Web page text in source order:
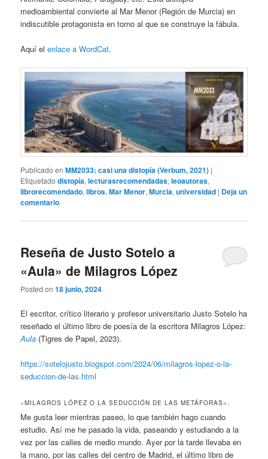
medioambiental convierte al Mar Menor (Región de Murcia) en
indiscutible protagonista en torno al que se construye la fábula.
Aquí elenlace a WordCat.
Publicado en MM2033: casi una distopía (Verbum, 2021) |
Etiquetado distopía,lecturasrecomendadas,leoautoras,
librorecomendado,libros,Mar Menor,Murcia,universidad | Deja un
comentario
Reseña de Justo Sotelo a
«Aula» de Milagros López
Posted on18 junio, 2024
El escritor, crítico literario y profesor universitario Justo Sotelo ha
reseñado el último libro de poesía de la escritora Milagros López:
Aula (Tigres de Papel, 2023).
https://sotelojusto.blogspot.com/2024/06/milagros-lopez-o-la-
seduccion-de-las.html
«MILAGROS LÓPEZ O LA SEDUCCIÓN DE LAS METÁFORAS».
Me gusta leer mientras paseo, lo que también hago cuando
estudio. Así me he pasado la vida, paseando y estudiando a la
vez por las calles de medio mundo. Ayer por la tarde llevaba en
la mano, por las calles del centro de Madrid, el último libro de